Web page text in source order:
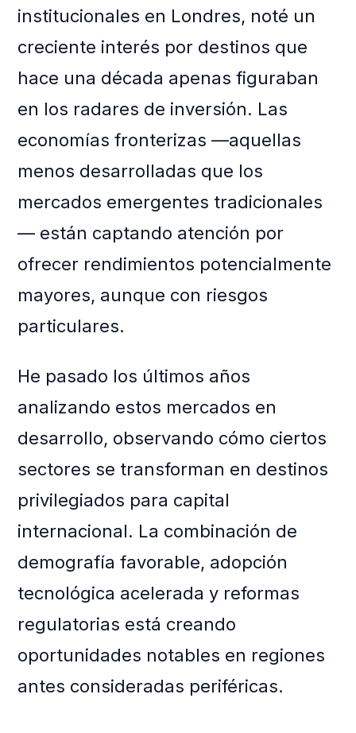
institucionales en Londres, noté un
creciente interés por destinos que
hace una década apenas figuraban
en los radares de inversión. Las
economías fronterizas —aquellas
menos desarrolladas que los
mercados emergentes tradicionales
— están captando atención por
ofrecer rendimientos potencialmente
mayores, aunque con riesgos
particulares.
He pasado los últimos años
analizando estos mercados en
desarrollo, observando cómo ciertos
sectores se transforman en destinos
privilegiados para capital
internacional. La combinación de
demografía favorable, adopción
tecnológica acelerada y reformas
regulatorias está creando
oportunidades notables en regiones
antes consideradas periféricas.